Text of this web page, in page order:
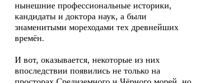
нынешние профессиональные историки,
кандидаты и доктора наук, а были
знаменитыми мореходами тех древнейших
времён.
И вот, оказывается, некоторые из них
впоследствии появились не только на